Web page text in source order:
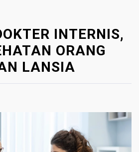
INTERNIS,
ORANG
LANSIA